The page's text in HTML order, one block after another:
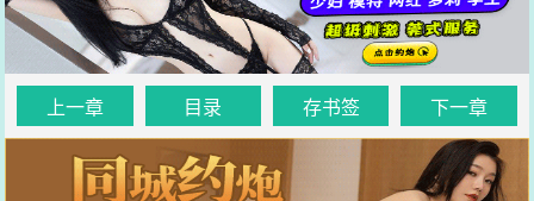
上一章 目录 存书签 下一章